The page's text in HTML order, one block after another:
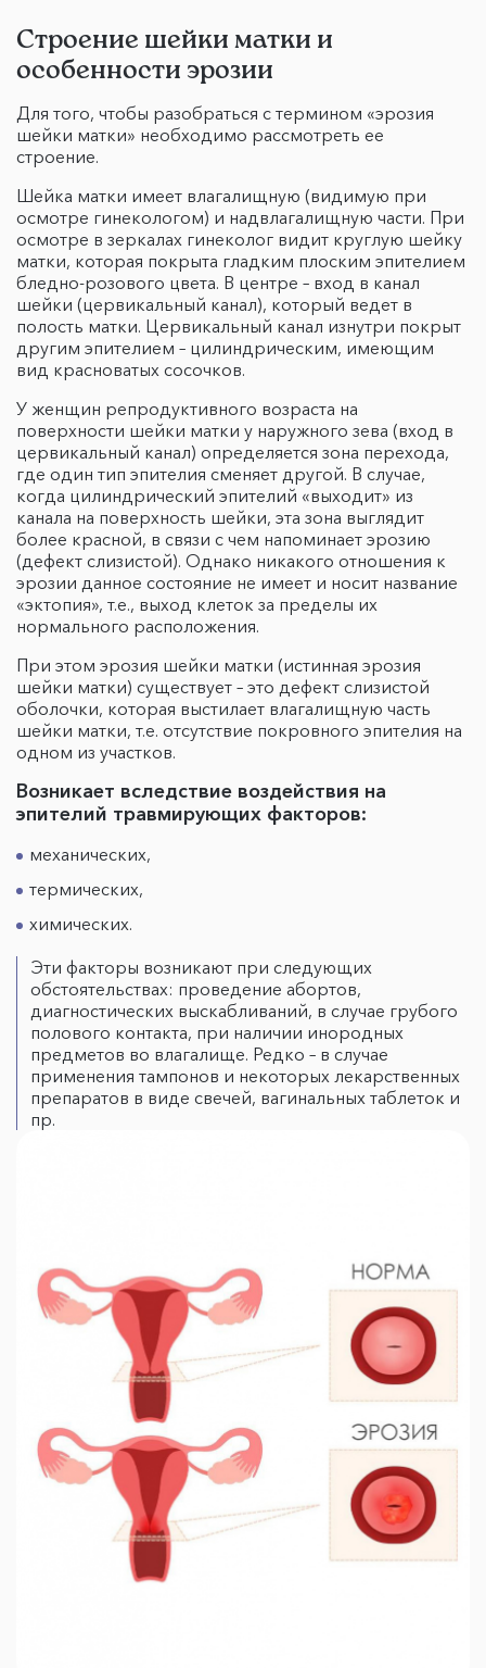
Строение шейки матки и
особенности эрозии
Для того, чтобы разобраться с термином «эрозия
шейки матки» необходимо рассмотреть ее
строение.
Шейка матки имеет влагалищную (видимую при
осмотре гинекологом) и надвлагалищную части. При
осмотре в зеркалах гинеколог видит круглую шейку
матки, которая покрыта гладким плоским эпителием
бледно-розового цвета. В центре – вход в канал
шейки (цервикальный канал), который ведет в
полость матки. Цервикальный канал изнутри покрыт
другим эпителием – цилиндрическим, имеющим
вид красноватых сосочков.
У женщин репродуктивного возраста на
поверхности шейки матки у наружного зева (вход в
цервикальный канал) определяется зона перехода,
где один тип эпителия сменяет другой. В случае,
когда цилиндрический эпителий «выходит» из
канала на поверхность шейки, эта зона выглядит
более красной, в связи с чем напоминает эрозию
(дефект слизистой). Однако никакого отношения к
эрозии данное состояние не имеет и носит название
«эктопия», т.е., выход клеток за пределы их
нормального расположения.
При этом эрозия шейки матки (истинная эрозия
шейки матки) существует – это дефект слизистой
оболочки, которая выстилает влагалищную часть
шейки матки, т.е. отсутствие покровного эпителия на
одном из участков.
Возникает вследствие воздействия на
эпителий травмирующих факторов:
механических,
термических,
химических.
Эти факторы возникают при следующих
обстоятельствах: проведение абортов,
диагностических выскабливаний, в случае грубого
полового контакта, при наличии инородных
предметов во влагалище. Редко – в случае
применения тампонов и некоторых лекарственных
препаратов в виде свечей, вагинальных таблеток и
пр.